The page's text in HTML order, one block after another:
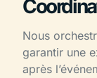
Nous
garantir une
après